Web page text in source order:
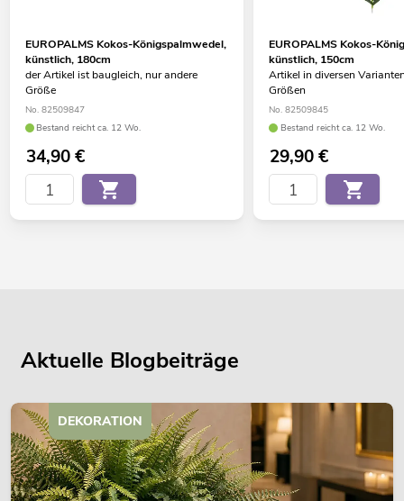
EUROPALMS Kokos-Königspalmwedel,
künstlich, 180cm
der Artikel ist baugleich, nur andere
Größe
No. 82509847
Bestand reicht ca. 12 Wo.
34,90€
EUROPALMS Kokos-
künstlich, 150cm
Artikel in diversen
Größen
No. 82509845
Bestand reicht ca. 12 Wo.
29,90€
Aktuelle Blogbeiträge
DEKORATION